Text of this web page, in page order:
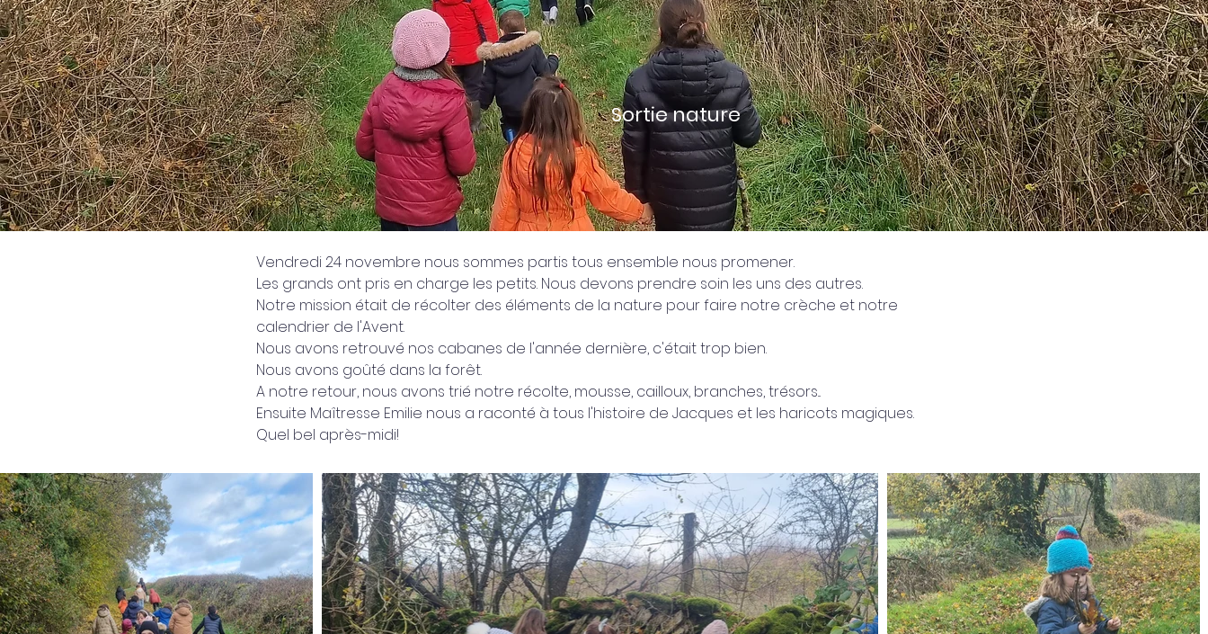
Sortie nature
Vendredi 24 novembre nous sommes partis tous ensemble nous promener.
Les grands ont pris en charge les petits. Nous devons prendre soin les uns des autres.
Notre mission était de récolter des éléments de la nature pour faire notre crèche et notre
calendrier de l'Avent.
Nous avons retrouvé nos cabanes de l'année dernière, c'était trop bien.
Nous avons goûté dans la forêt.
A notre retour, nous avons trié notre récolte, mousse, cailloux, branches, trésors...
Ensuite Maîtresse Emilie nous a raconté à tous l'histoire de Jacques et les haricots magiques.
Quel bel après-midi!